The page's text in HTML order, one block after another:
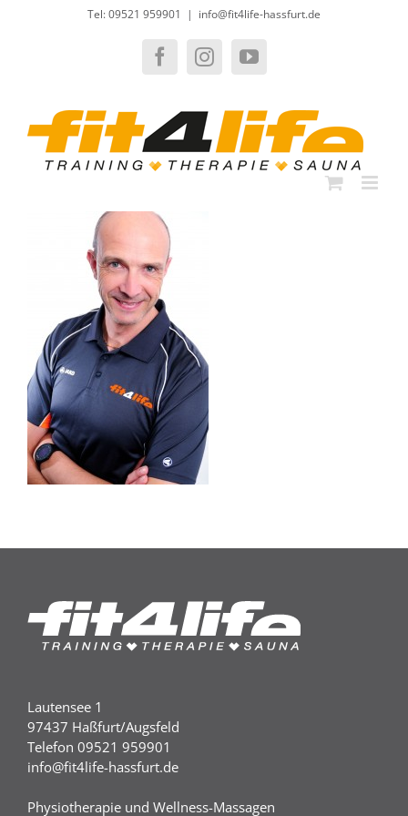
Tel: 09521 959901 | info@fit4life-hassfurt.de
FacebookInstagramYouTube
Lautensee 1
97437 Haßfurt/Augsfeld
Telefon 09521 959901
info@fit4life-hassfurt.de
Physiotherapie und Wellness-Massagen